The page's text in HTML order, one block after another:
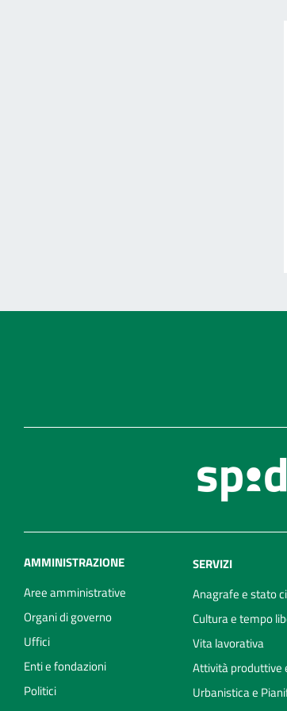
AMMINISTRAZIONE
Aree amministrative
Organi di governo
Uffici
Enti e fondazioni
Politici
SERVIZI
Anagrafe e stato
Cultura e tempo
Vita lavorativa
Attività produttive
Urbanistica e